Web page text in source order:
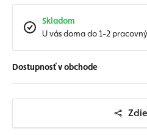
Skladom
U vás doma do 1-2
Dostupnosť v obchode